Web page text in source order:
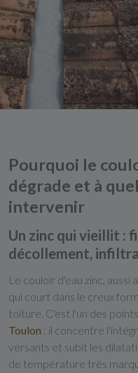
Pourquoi le
dégrade et à
intervenir
Un zinc qui vieillit :
décollement,
Le couloir d'eau zinc,
qui court dans le creux
toiture. C'est l'un des
Toulon : il concentre
versants et subit les
de température très